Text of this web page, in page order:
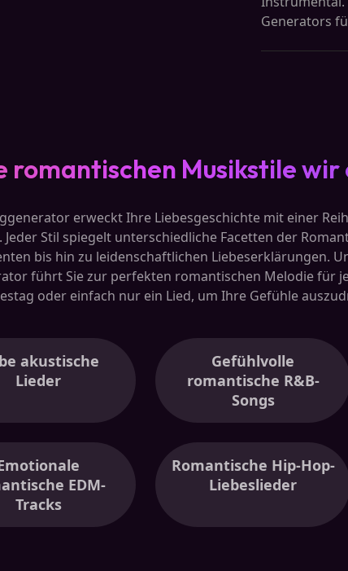
Generators
romantischen Musikstile wir
erweckt Ihre Liebesgeschichte mit einer
Stil spiegelt unterschiedliche Facetten der
bis hin zu leidenschaftlichen Liebeserklärungen.
führt Sie zur perfekten romantischen Melodie für
oder einfach nur ein Lied, um Ihre Gefühle
akustische
Lieder
Gefühlvolle
romantische R&B-
Songs
EDM-
Tracks
Romantische Hip-Hop-
Liebeslieder